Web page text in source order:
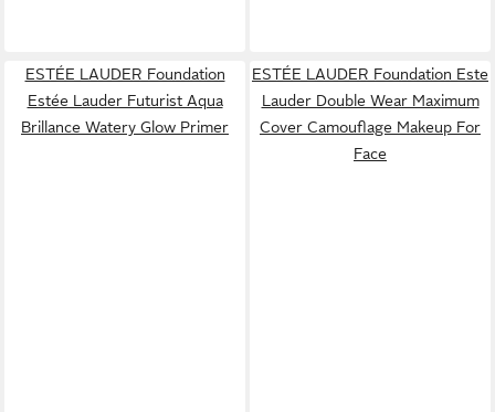
ESTÉE LAUDER Foundation
Estée Lauder Futurist Aqua
Brillance Watery Glow Primer
ESTÉE LAUDER Foundation Este
Lauder Double Wear Maximum
Cover Camouflage Makeup For
Face